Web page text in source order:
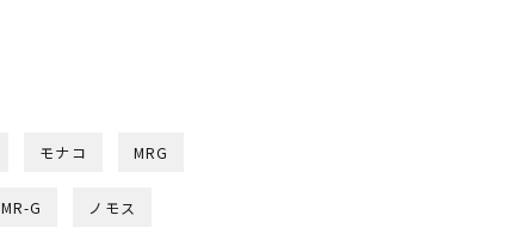
モナコ MRG
MR-G ノモス